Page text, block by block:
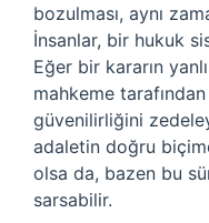
bozulması, aynı
İnsanlar, bir hukuk
Eğer bir kararın
mahkeme
güvenilirliğini
adaletin doğru
olsa da, bazen bu
sarsabilir.